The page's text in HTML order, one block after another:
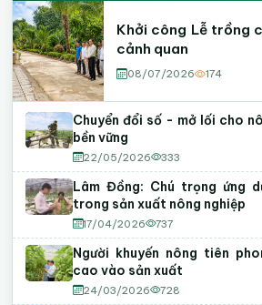
Khởi công Lễ trồng
cảnh quan
08/07/2026 174
Chuyển đổi số - mở lối cho
bền vững
22/05/2026 333
Lâm Đồng: Chú trọng ứng
trong sản xuất nông nghiệp
17/04/2026 737
Người khuyến nông tiên
cao vào sản xuất
24/03/2026 728